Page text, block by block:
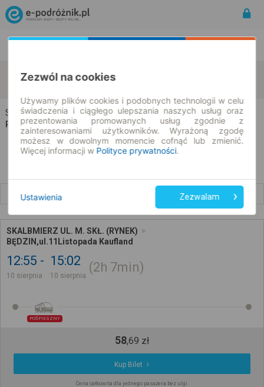
Skalbmierz Będzin
Skalbmierz → Będzin
Rozkład jazdy i bilety
SKALBMIERZ UL. M. SKŁ. (RYNEK)
BĘDZIN,ul.11Listopada Kaufland
12:55
10 sierpnia
15:02
10 sierpnia
2h 7min
POŚPIESZNY
58,69 zł
Kup Bilet
Cena całkowita dla jednego pasażera bez ulgi
Zezwól na cookies
Używamy plików cookies i podobnych technologii w celu
świadczenia i ciągłego ulepszania naszych usług oraz
prezentowania promowanych usług zgodnie z
zainteresowaniami użytkowników. Wyrażoną zgodę
możesz w dowolnym momencie cofnąć lub zmienić.
Więcej informacji w Polityce prywatności.
Ustawienia Zezwalam